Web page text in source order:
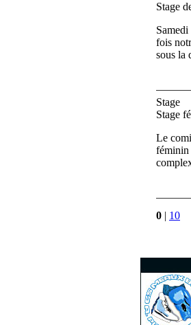
Stage
fois
sous la
Stage
Stage
Le
féminin
0 | 10